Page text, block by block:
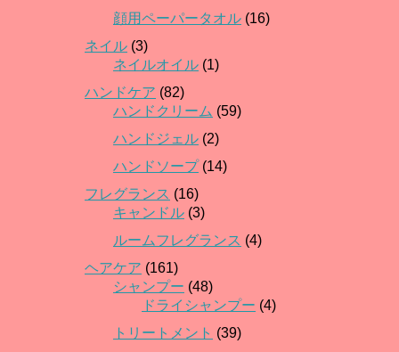
顔用ペーパータオル (16)
ネイル (3)
ネイルオイル (1)
ハンドケア (82)
ハンドクリーム (59)
ハンドジェル (2)
ハンドソープ(14)
フレグランス (16)
キャンドル (3)
ルームフレグランス (4)
ヘアケア (161)
シャンプー (48)
ドライシャンプー (4)
トリートメント (39)